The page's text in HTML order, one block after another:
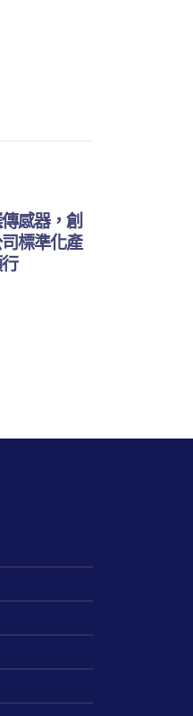
感器，創
標準化產